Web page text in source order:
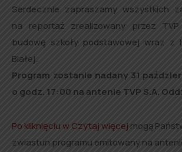
Serdecznie zapraszamy wszystkich
na reportaż zrealizowany przez
budowę szkoły podstawowej wraz z
Białej.
Program zostanie nadany 31
o godz. 17:00 na antenie TVP S.A.
Po kliknięciu w Czytaj więcej mogą
zwiastun programu emitowany na